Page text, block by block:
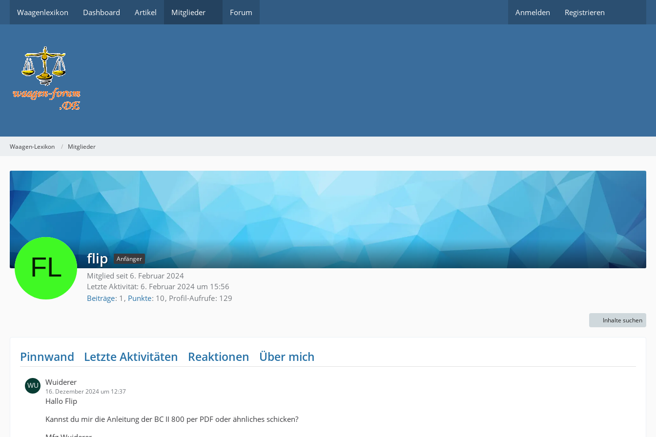
Waagenlexikon Dashboard Artikel Mitglieder Forum Anmelden Registrieren
Waagen-Lexikon Mitglieder
flip Anfänger
Mitglied seit 6. Februar 2024
Letzte Aktivität: 6. Februar 2024 um 15:56
Beiträge 1 Punkte 10 Profil-Aufrufe 129
Inhalte suchen
Pinnwand Letzte Aktivitäten Reaktionen Über mich
Wuiderer
16. Dezember 2024 um 12:37
Hallo Flip
Kannst du mir die Anleitung der BC II 800 per PDF oder ähnliches schicken?